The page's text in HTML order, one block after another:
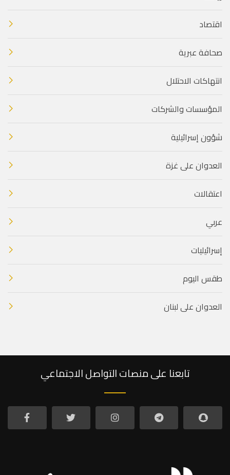
اقتصاد
صحافة عبرية
انتهاكات الاحتلال
المؤسسات والشركات
شؤون إسرائيلية
العدوان على غزة
اعتقالات
عربي
إسرائيليات
طقس اليوم
العدوان على لبنان
تابعنا على منصات التواصل الاجتماعي